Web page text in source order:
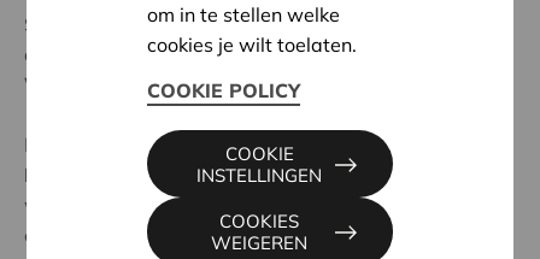
Samen gaan we in september de sportieve uitdaging
aan. We stappen en trappenvan Leuven naar
Weyerbusch
* in Duitsland.
De opbrengst gaat volledig naar
Kom op tegen
Kanker!
Zo strijden we tegen kanker en tonen we
waar Cera echt voor staat: solidariteit, engagement
en de kracht van samen!
om in te stellen welke
cookies je wilt toelaten.
COOKIE POLICY
COOKIES
WEIGEREN
COOKIE
INSTELLINGEN